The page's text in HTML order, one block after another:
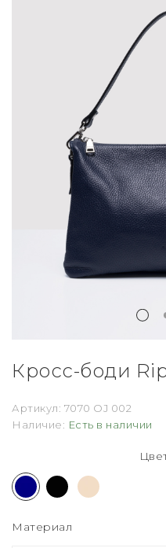
Кросс-боди
Артикул: 7070 OJ 002
Наличие: Есть в наличии
Материал